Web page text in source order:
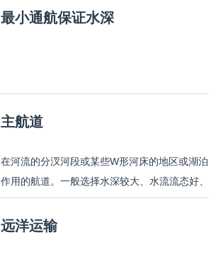
最小通航保证水深
主航道
在河流的分汊河段或某些W形河床的地区或湖
作用的航道。一般选择水深较大、水流流态好
远洋运输